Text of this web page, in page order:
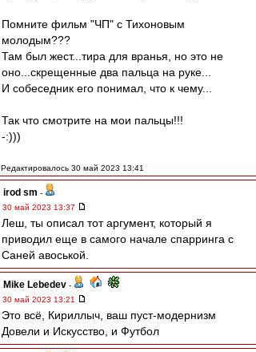
Помните фильм "ЧП" с Тихоновым
молодым???
Там был жест...тира для вранья, но это не
оно...скрещенные два пальца на руке...
И собеседник его понимал, что к чему...
Так что смотрите на мои пальцы!!!
-:)))
Редактировалось 30 май 2023 13:41
irod sm -
30 май 2023 13:37
Леш, ты описал тот аргумент, который я
приводил еще в самого начале спарринга с
Саней авоськой.
Mike Lebedev -
30 май 2023 13:21
Это всё, Кириллыч, ваш пуст-модернизм
Довели и Искусство, и Футбол